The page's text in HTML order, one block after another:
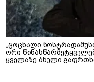
„ცოცხალი
ორი
ყველაზე ბნელი